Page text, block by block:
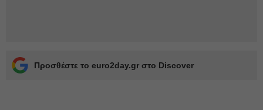
Προσθέστε το euro2day.gr στο Discover